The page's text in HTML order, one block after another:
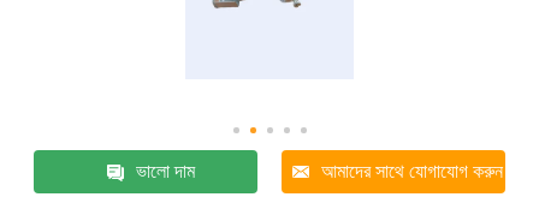
ভালো দাম আমাদের সাথে যোগাযোগ করুন